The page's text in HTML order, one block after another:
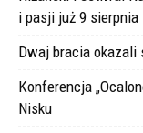
i pasji już 9 sierpnia
Dwaj bracia okazali
Konferencja
Nisku